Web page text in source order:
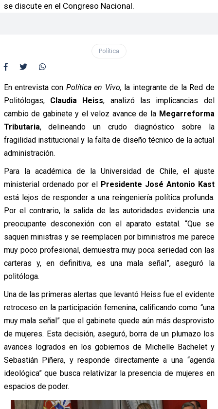
se discute en el Congreso Nacional.
Política
En entrevista con Política en Vivo, la integrante de la Red de
Politólogas, Claudia Heiss, analizó las implicancias del
cambio de gabinete y el veloz avance de la Megarreforma
Tributaria, delineando un crudo diagnóstico sobre la
fragilidad institucional y la falta de diseño técnico de la actual
administración.
Para la académica de la Universidad de Chile, el ajuste
ministerial ordenado por el Presidente José Antonio Kast
está lejos de responder a una reingeniería política profunda.
Por el contrario, la salida de las autoridades evidencia una
preocupante desconexión con el aparato estatal. “Que se
saquen ministras y se reemplacen por biministros me parece
muy poco profesional, demuestra muy poca seriedad con las
carteras y, en definitiva, es una mala señal”, aseguró la
politóloga.
Una de las primeras alertas que levantó Heiss fue el evidente
retroceso en la participación femenina, calificando como “una
muy mala señal” que el gabinete quede aún más desprovisto
de mujeres. Esta decisión, aseguró, borra de un plumazo los
avances logrados en los gobiernos de Michelle Bachelet y
Sebastián Piñera, y responde directamente a una “agenda
ideológica” que busca relativizar la presencia de mujeres en
espacios de poder.